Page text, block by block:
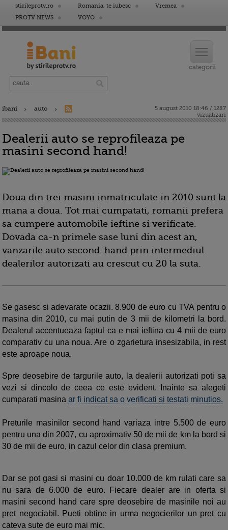
stirileprotv.ro Romania, te iubesc
Vremea
PROTV NEWS
VOYO
ibani auto
5 august 2010 18:46 / 1287
vizualizari
Dealerii auto se reprofileaza pe
masini second hand!
Doua din trei masini inmatriculate in 2010 sunt la
mana a doua. Tot mai cumpatati, romanii prefera
sa cumpere automobile ieftine si verificate.
Dovada ca-n primele sase luni din acest an,
vanzarile auto second-hand prin intermediul
dealerilor autorizati au crescut cu 20 la suta.
Se gasesc si adevarate ocazii. 8.900 de euro cu TVA pentru o
masina din 2010, cu mai putin de 3 mii de kilometri la bord.
Dealerul accentueaza faptul ca e mai ieftina cu 4 mii de euro
comparativ cu una noua. Are o zgarietura insesizabila, in rest
este aproape noua.
Spre deosebire de targurile auto, la dealerii autorizati poti sa
vezi si dincolo de ceea ce este evident. Inainte sa alegeti
cumparati masina ar fi indicat sa o verificati si testati minutios.
Preturile masinilor second hand variaza intre 5.500 de euro
pentru una din 2007, cu aproximativ 50 de mii de km la bord si
30 de mii de euro, in cazul celor din clasa premium.
Dar se pot gasi si masini cu doar 10.000 de km rulati care sa
nu sara de 6.000 de euro. Fiecare dealer are in oferta si
masini second hand care spre deosebire de masinile noi au
pret negociabil. Pueti obtine in urma negocierilor un pret cu
cateva sute de euro mai mic.